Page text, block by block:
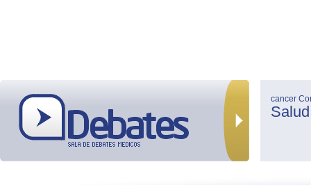
cancer
Salud